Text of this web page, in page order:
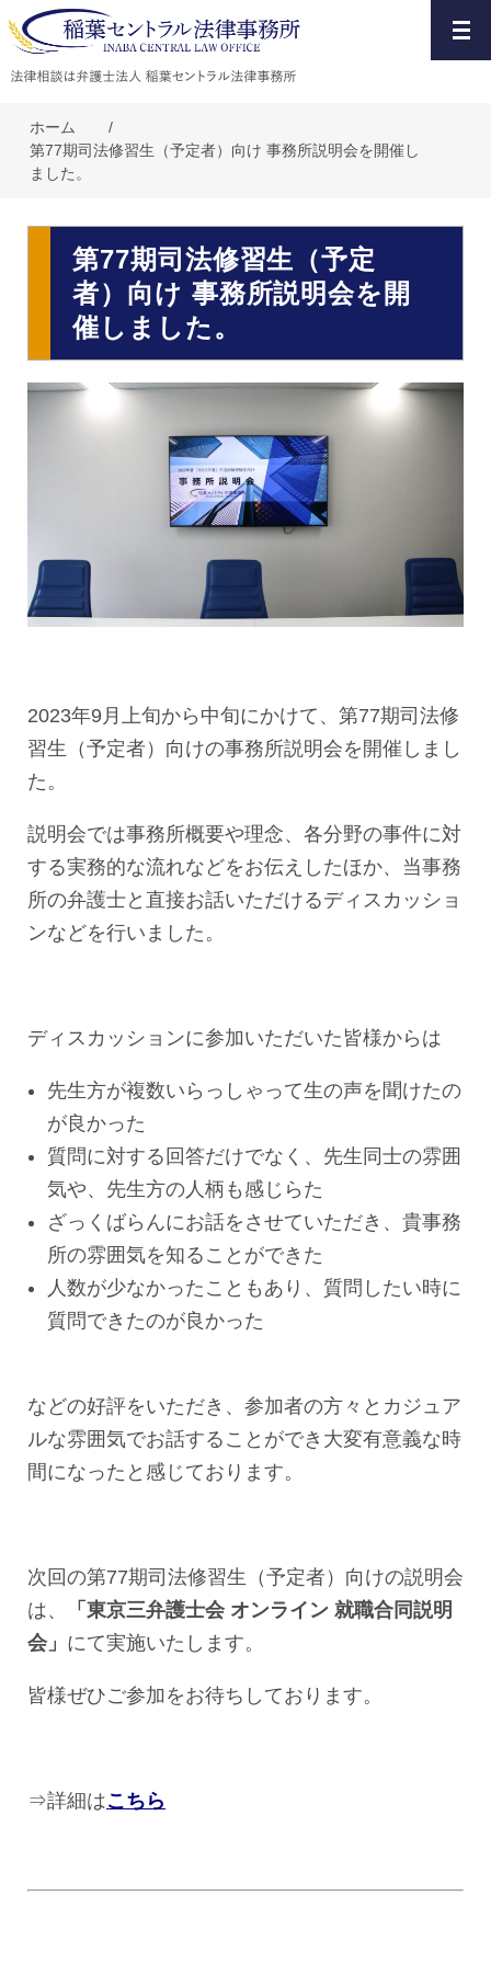
ホーム
/
第77期司法修習生（予定者）向け 事務所説明会を開催し
ました。
第77期司法修習生（予定
者）向け 事務所説明会を開
催しました。
2023年9月上旬から中旬にかけて、第77期司法修
習生（予定者）向けの事務所説明会を開催しまし
た。
説明会では事務所概要や理念、各分野の事件に対
する実務的な流れなどをお伝えしたほか、当事務
所の弁護士と直接お話いただけるディスカッショ
ンなどを行いました。
ディスカッションに参加いただいた皆様からは
先生方が複数いらっしゃって生の声を聞けたの
が良かった
質問に対する回答だけでなく、先生同士の雰囲
気や、先生方の人柄も感じらた
ざっくばらんにお話をさせていただき、貴事務
所の雰囲気を知ることができた
人数が少なかったこともあり、質問したい時に
質問できたのが良かった
などの好評をいただき、参加者の方々とカジュア
ルな雰囲気でお話することができ大変有意義な時
間になったと感じております。
次回の第77期司法修習生（予定者）向けの説明会
は、
「 東京三弁護士会 オンライン 就職合同説明
会」 にて実施いたします。
皆様ぜひご参加をお待ちしております。
⇒詳細はこちら